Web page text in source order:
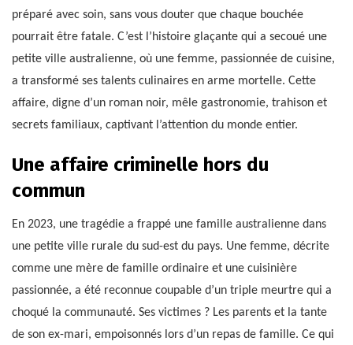
préparé avec soin, sans vous douter que chaque bouchée
pourrait être fatale. C’est l’histoire glaçante qui a secoué une
petite ville australienne, où une femme, passionnée de cuisine,
a transformé ses talents culinaires en arme mortelle. Cette
affaire, digne d’un roman noir, mêle gastronomie, trahison et
secrets familiaux, captivant l’attention du monde entier.
Une affaire criminelle hors du
commun
En 2023, une tragédie a frappé une famille australienne dans
une petite ville rurale du sud-est du pays. Une femme, décrite
comme une mère de famille ordinaire et une cuisinière
passionnée, a été reconnue coupable d’un triple meurtre qui a
choqué la communauté. Ses victimes ? Les parents et la tante
de son ex-mari, empoisonnés lors d’un repas de famille. Ce qui